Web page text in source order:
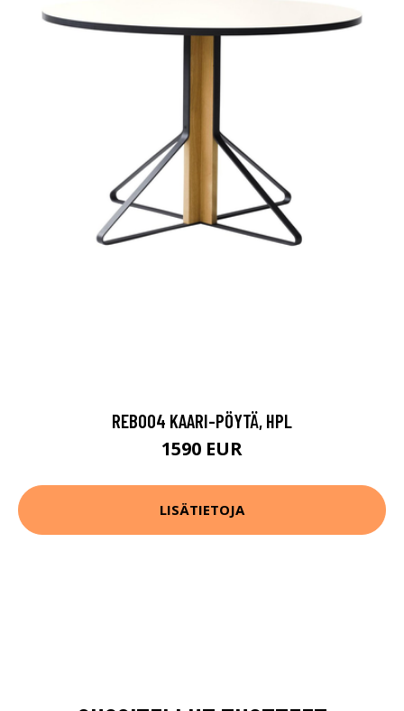
REB004 KAARI-PÖYTÄ, HPL
1590 EUR
LISÄTIETOJA